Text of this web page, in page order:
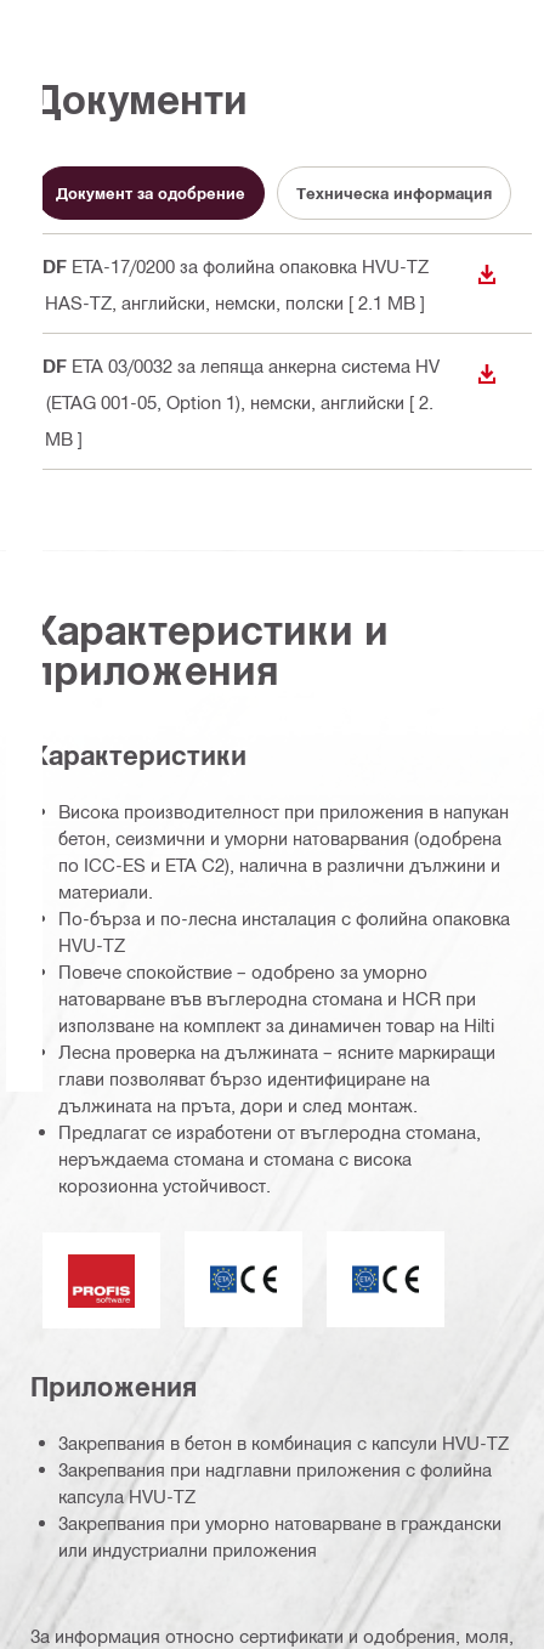
Документи
Документ за одобрение Техническа информация
PDF ETA-17/0200 за фолийна опаковка HVU-TZ
и HAS-TZ , английски, немски, полски [ 2.1 MB ]
PDF ETA 03/0032 за лепяща анкерна система HV
Z (ETAG 001-05, Option 1) , немски, английски [ 2.
8 MB ]
Характеристики и
приложения
Характеристики
Висока производителност при приложения в напукан
бетон, сеизмични и уморни натоварвания (одобрена
по ICC-ES и ETA C2), налична в различни дължини и
материали.
По-бърза и по-лесна инсталация с фолийна опаковка
HVU-TZ
Повече спокойствие – одобрено за уморно
натоварване във въглеродна стомана и HCR при
използване на комплект за динамичен товар на Hilti
Лесна проверка на дължината – ясните маркиращи
глави позволяват бързо идентифициране на
дължината на пръта, дори и след монтаж.
Предлагат се изработени от въглеродна стомана,
неръждаема стомана и стомана с висока
корозионна устойчивост.
Софтуер PROFIS
Приложения
Закрепвания в бетон в комбинация с капсули HVU-TZ
Закрепвания при надглавни приложения с фолийна
капсула HVU-TZ
Закрепвания при уморно натоварване в граждански
или индустриални приложения
За информация относно сертификати и одобрения, моля,